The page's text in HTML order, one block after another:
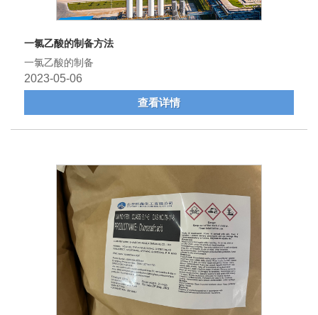
一氯乙酸的制备方法
一氯乙酸的制备
2023-05-06
查看详情